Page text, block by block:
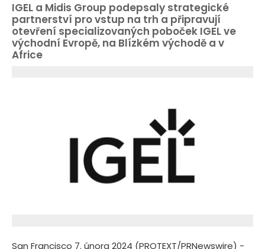
IGEL a Midis Group podepsaly strategické
partnerství pro vstup na trh a připravují
otevření specializovaných poboček IGEL ve
východní Evropě, na Blízkém východě a v
Africe
San Francisco 7. února 2024 (PROTEXT/PRNewswire) -